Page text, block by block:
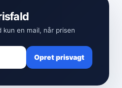
en mail, når prisen
Opret prisvagt